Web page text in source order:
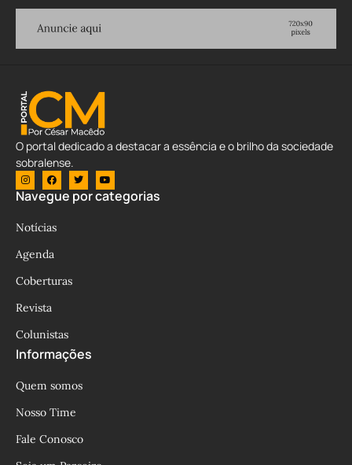
O portal dedicado a destacar a essência e o brilho da sociedade
sobralense.
Navegue por categorias
Notícias
Agenda
Coberturas
Revista
Colunistas
Informações
Quem somos
Nosso Time
Fale Conosco